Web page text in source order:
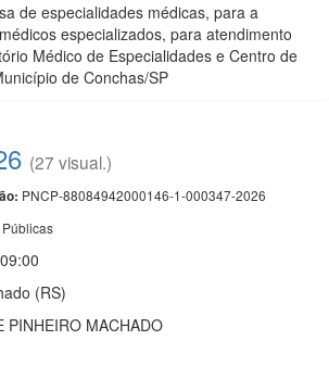
de especialidades médicas, para a
especializados, para atendimento
Médico de Especialidades e Centro de
de Conchas/SP
(27 visual.)
PNCP-88084942000146-1-000347-2026
(RS)
PINHEIRO MACHADO